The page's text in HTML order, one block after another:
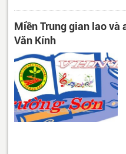
Miền Trung gian lao và
Văn Kính